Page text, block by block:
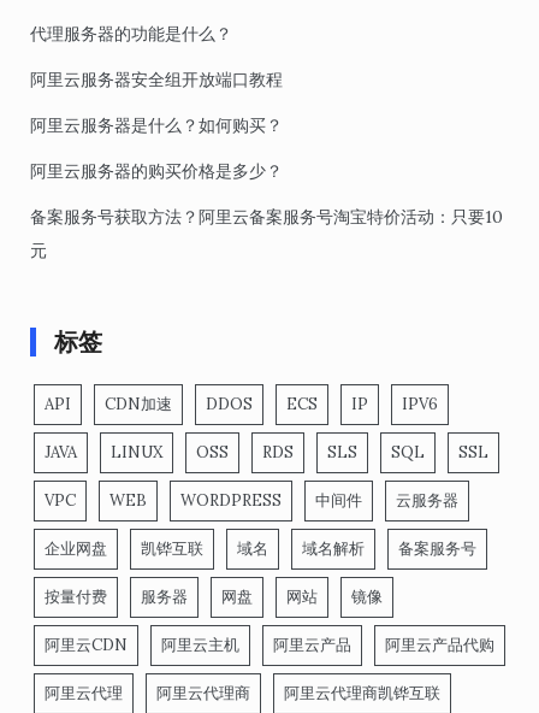
代理服务器的功能是什么？
阿里云服务器安全组开放端口教程
阿里云服务器是什么？如何购买？
阿里云服务器的购买价格是多少？
备案服务号获取方法？阿里云备案服务号淘宝特价活动：只要10
元
标签
API CDN加速 DDOS ECS IP IPV6
JAVA LINUX OSS RDS SLS SQL SSL
VPC WEB WORDPRESS 中间件 云服务器
企业网盘 凯铧互联 域名 域名解析 备案服务号
按量付费 服务器 网盘 网站 镜像
阿里云CDN 阿里云主机 阿里云产品 阿里云产品代购
阿里云代理 阿里云代理商 阿里云代理商凯铧互联